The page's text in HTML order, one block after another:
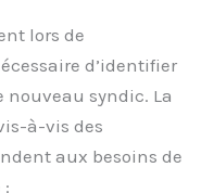
lors de
d’identifier
syndic. La
à-vis des
aux besoins de
: